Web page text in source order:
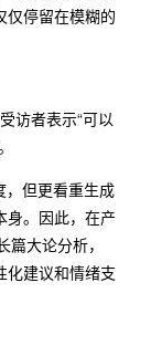
仅停留在模糊的
访者表示“可以
，但更看重生成
身。因此，在产
大论分析，
化建议和情绪支